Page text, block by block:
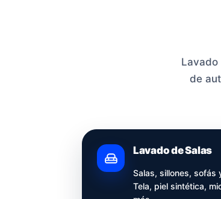
de
Lavado de Salas
Salas, sillones, sofás
Tela, piel sintética,